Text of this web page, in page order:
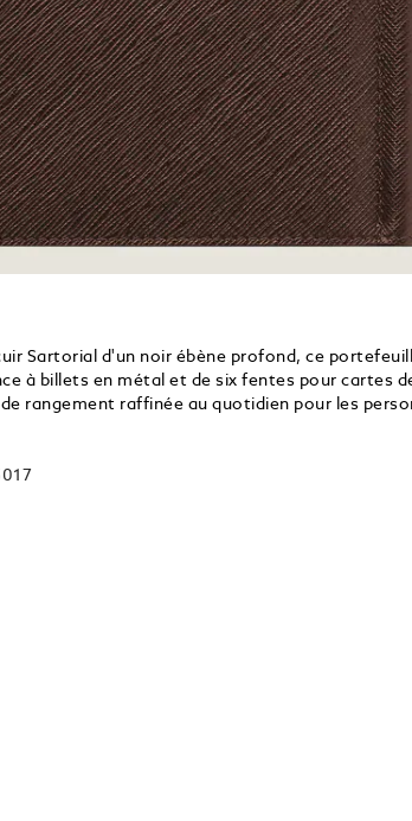
Sartorial d'un noir ébène profond, ce
à billets en métal et de six fentes pour cartes
rangement raffinée au quotidien pour les